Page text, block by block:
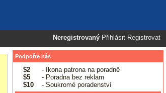
Neregistrovaný Přihlásit Registrovat
Podpořte nás
$2
- Ikona patrona na poradně
$5
- Poradna bez reklam
$10
- Soukromé poradenství